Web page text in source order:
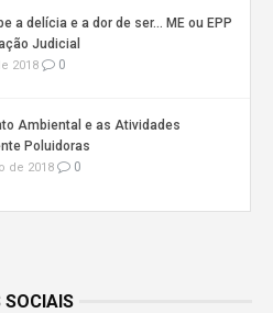
a delícia e a dor de ser… ME ou EPP
Judicial
2018 0
Ambiental e as Atividades
Poluidoras
de 2018 0
SOCIAIS